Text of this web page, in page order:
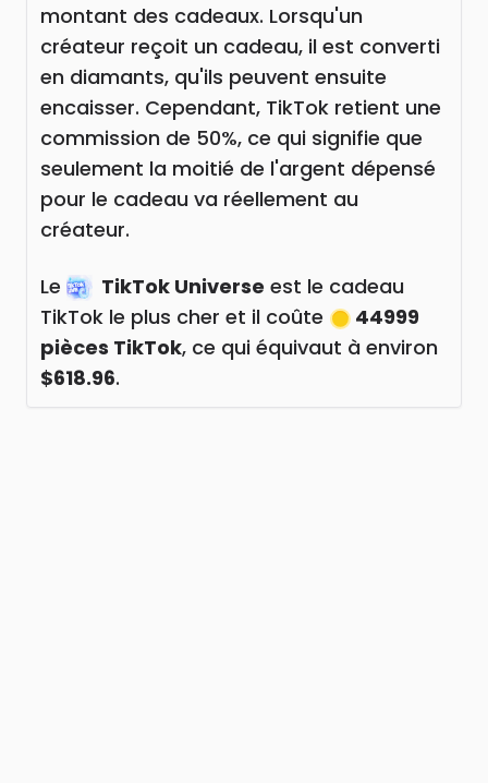
montant des cadeaux. Lorsqu'un
créateur reçoit un cadeau, il est converti
en diamants, qu'ils peuvent ensuite
encaisser. Cependant, TikTok retient une
commission de 50%, ce qui signifie que
seulement la moitié de l'argent dépensé
pour le cadeau va réellement au
créateur.
Le TikTok Universe est le cadeau
TikTok le plus cher et il coûte
44999
pièces TikTok, ce qui équivaut à environ
$618.96.